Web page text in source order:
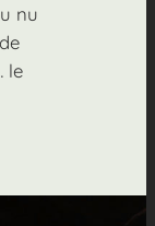
nu
le